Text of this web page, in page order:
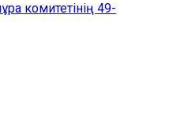
комитетінің 49-